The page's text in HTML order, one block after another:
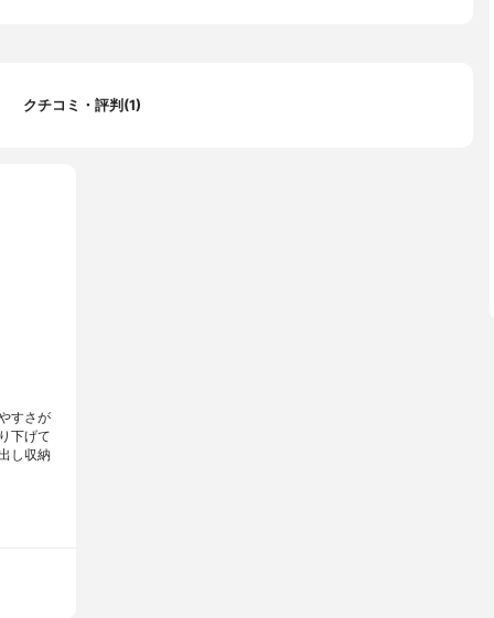
クチコミ・評判(1)
すさが
下げて
し収納